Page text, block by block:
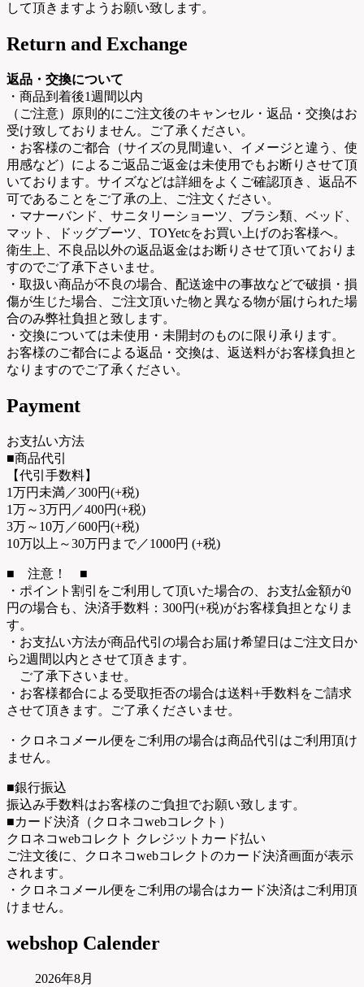
して頂きますようお願い致します。
Return and Exchange
返品・交換について
・商品到着後1週間以内
（ご注意）原則的にご注文後のキャンセル・返品・交換はお
受け致しておりません。ご了承ください。
・お客様のご都合（サイズの見間違い、イメージと違う、使
用感など）によるご返品ご返金は未使用でもお断りさせて頂
いております。サイズなどは詳細をよくご確認頂き、返品不
可であることをご了承の上、ご注文ください。
・マナーバンド、サニタリーショーツ、ブラシ類、ベッド、
マット、ドッグブーツ、TOYetcをお買い上げのお客様へ。
衛生上、不良品以外の返品返金はお断りさせて頂いておりま
すのでご了承下さいませ。
・取扱い商品が不良の場合、配送途中の事故などで破損・損
傷が生じた場合、ご注文頂いた物と異なる物が届けられた場
合のみ弊社負担と致します。
・交換については未使用・未開封のものに限り承ります。
お客様のご都合による返品・交換は、返送料がお客様負担と
なりますのでご了承ください。
Payment
お支払い方法
■商品代引
【代引手数料】
1万円未満／300円(+税)
1万～3万円／400円(+税)
3万～10万／600円(+税)
10万以上～30万円まで／1000円 (+税)
■ 注意！ ■
・ポイント割引をご利用して頂いた場合の、お支払金額が0
円の場合も、決済手数料：300円(+税)がお客様負担となりま
す。
・お支払い方法が商品代引の場合お届け希望日はご注文日か
ら2週間以内とさせて頂きます。
ご了承下さいませ。
・お客様都合による受取拒否の場合は送料+手数料をご請求
させて頂きます。ご了承くださいませ。
・クロネコメール便をご利用の場合は商品代引はご利用頂け
ません。
■銀行振込
振込み手数料はお客様のご負担でお願い致します。
■カード決済（クロネコwebコレクト）
クロネコwebコレクト クレジットカード払い
ご注文後に、クロネコwebコレクトのカード決済画面が表示
されます。
・クロネコメール便をご利用の場合はカード決済はご利用頂
けません。
webshop Calender
2026年8月